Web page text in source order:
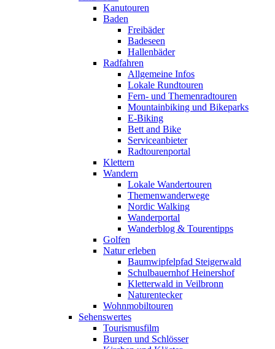
Kanutouren
Baden
Freibäder
Badeseen
Hallenbäder
Radfahren
Allgemeine Infos
Lokale Rundtouren
Fern- und Themenradtouren
Mountainbiking und Bikeparks
E-Biking
Bett and Bike
Serviceanbieter
Radtourenportal
Klettern
Wandern
Lokale Wandertouren
Themenwanderwege
Nordic Walking
Wanderportal
Wanderblog & Tourentipps
Golfen
Natur erleben
Baumwipfelpfad Steigerwald
Schulbauernhof Heinershof
Kletterwald in Veilbronn
Naturentecker
Wohnmobiltouren
Sehenswertes
Tourismusfilm
Burgen und Schlösser